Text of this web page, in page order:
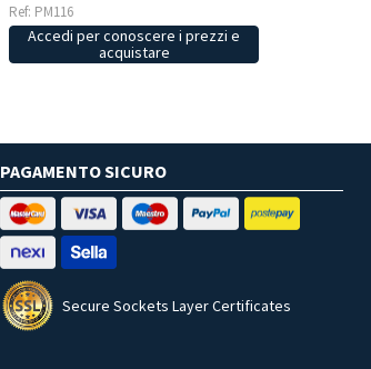
Ref: PM116
Accedi per conoscere i prezzi e
acquistare
PAGAMENTO SICURO
Secure Sockets Layer Certificates